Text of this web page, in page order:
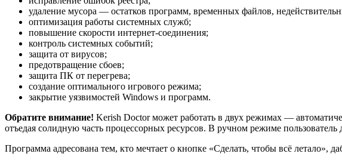
удаление мусора — остатков программ, временных файлов,
оптимизация работы системных служб;
повышение скорости интернет-соединения;
контроль системных событий;
защита от вирусов;
предотвращение сбоев;
защита ПК от перегрева;
создание оптимального игрового режима;
закрытие уязвимостей Windows и программ.
Обратите внимание! Kerish Doctor может работать в двух режимах —
отъедая солидную часть процессорных ресурсов. В ручном режиме
Программа адресована тем, кто мечтает о кнопке «Сделать, чтобы всё летало»,